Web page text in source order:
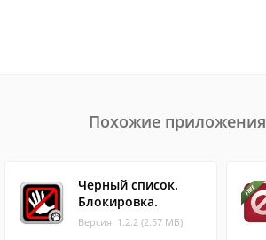
Похожие приложения
Черный список.
Блокировка.
Версия: 1.2.2 (2.57 МБ)